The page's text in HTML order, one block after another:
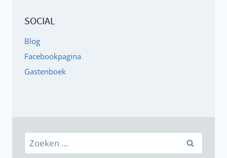
SOCIAL
Blog
Facebookpagina
Gastenboek
Zoeken
naar: